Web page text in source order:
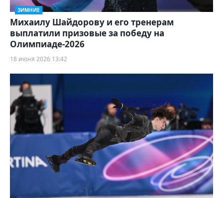
ЗИМНИЕ
Михаилу Шайдорову и его тренерам
выплатили призовые за победу на
Олимпиаде-2026
18 июня 2026 13:42